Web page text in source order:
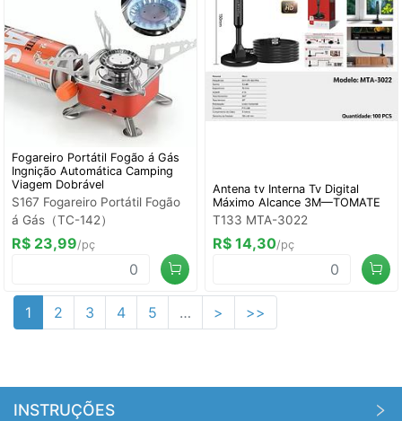
Fogareiro Portátil Fogão á Gás
Ingnição Automática Camping
Viagem Dobrável
S167 Fogareiro Portátil Fogão
á Gás（TC-142）
R$ 23,99/pç
Antena tv Interna Tv Digital
Máximo Alcance 3M—TOMATE
T133 MTA-3022
R$ 14,30/pç
1 2 3 4 5 … > >>
INSTRUÇÕES